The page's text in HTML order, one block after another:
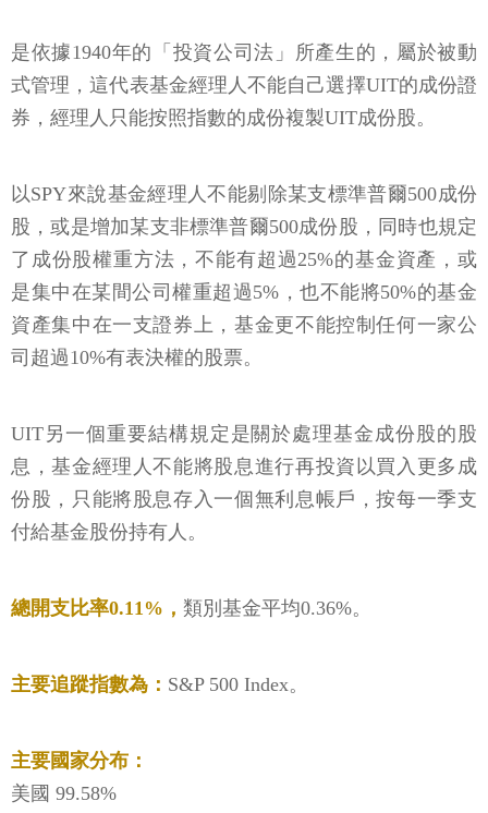
是依據1940年的「投資公司法」所產生的，屬於被動
式管理，這代表基金經理人不能自己選擇UIT的成份證
券，經理人只能按照指數的成份複製UIT成份股。
以SPY來說基金經理人不能剔除某支標準普爾500成份
股，或是增加某支非標準普爾500成份股，同時也規定
了成份股權重方法，不能有超過25%的基金資產，或
是集中在某間公司權重超過5%，也不能將50%的基金
資產集中在一支證券上，基金更不能控制任何一家公
司超過10%有表決權的股票。
UIT另一個重要結構規定是關於處理基金成份股的股
息，基金經理人不能將股息進行再投資以買入更多成
份股，只能將股息存入一個無利息帳戶，按每一季支
付給基金股份持有人。
總開支比率0.11%， 類別基金平均0.36%。
主要追蹤指數為： S&P 500 Index。
主要國家分布：
美國 99.58%